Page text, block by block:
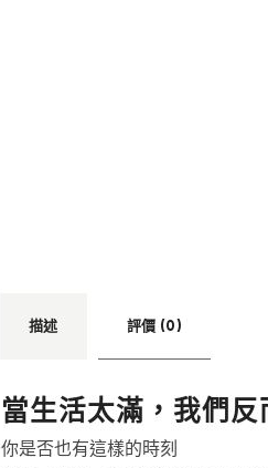
描述 評價 (0)
當生活太滿，我們
你是否也有這樣的時刻